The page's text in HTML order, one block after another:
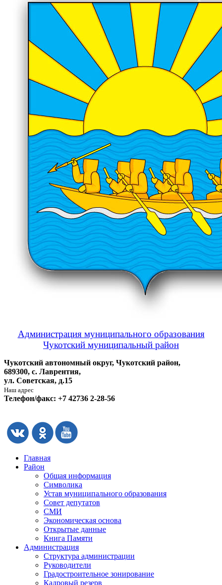
Администрация муниципального образования
Чукотский муниципальный район
Чукотский автономный округ, Чукотский район,
689300, с. Лаврентия,
ул. Советская, д.15
Наш адрес
Телефон/факс: +7 42736 2-28-56
Главная
Район
Общая информация
Символика
Устав муниципального образования
Совет депутатов
СМИ
Экономическая основа
Открытые данные
Книга Памяти
Администрация
Структура администрации
Руководители
Градостроительное зонирование
Кадровый резерв